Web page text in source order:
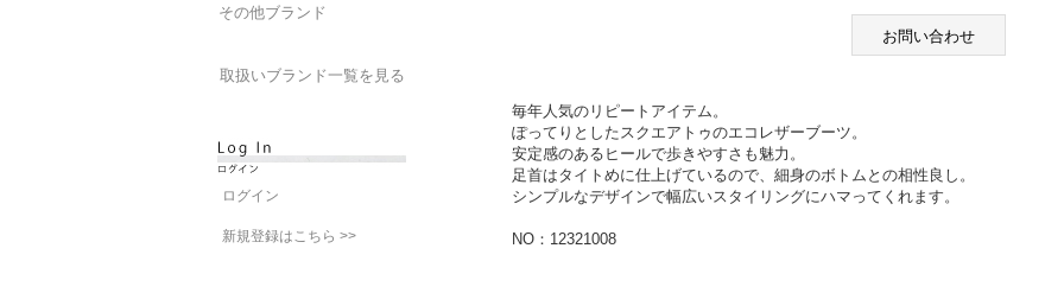
その他ブランド
取扱いブランド一覧を見る
ログイン
新規登録はこちら >>
お問い合わせ
毎年人気のリピートアイテム。
ぽってりとしたスクエアトゥのエコレザーブーツ。
安定感のあるヒールで歩きやすさも魅力。
足首はタイトめに仕上げているので、細身のボトムとの相性良し。
シンプルなデザインで幅広いスタイリングにハマってくれます。
NO：12321008